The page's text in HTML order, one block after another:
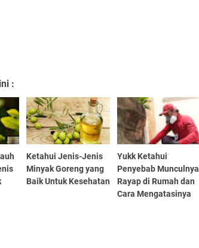
:
Ketahui Jenis-Jenis
Minyak Goreng yang
Baik Untuk Kesehatan
Yukk Ketahui
Penyebab Munculnya
Rayap di Rumah dan
Cara Mengatasinya